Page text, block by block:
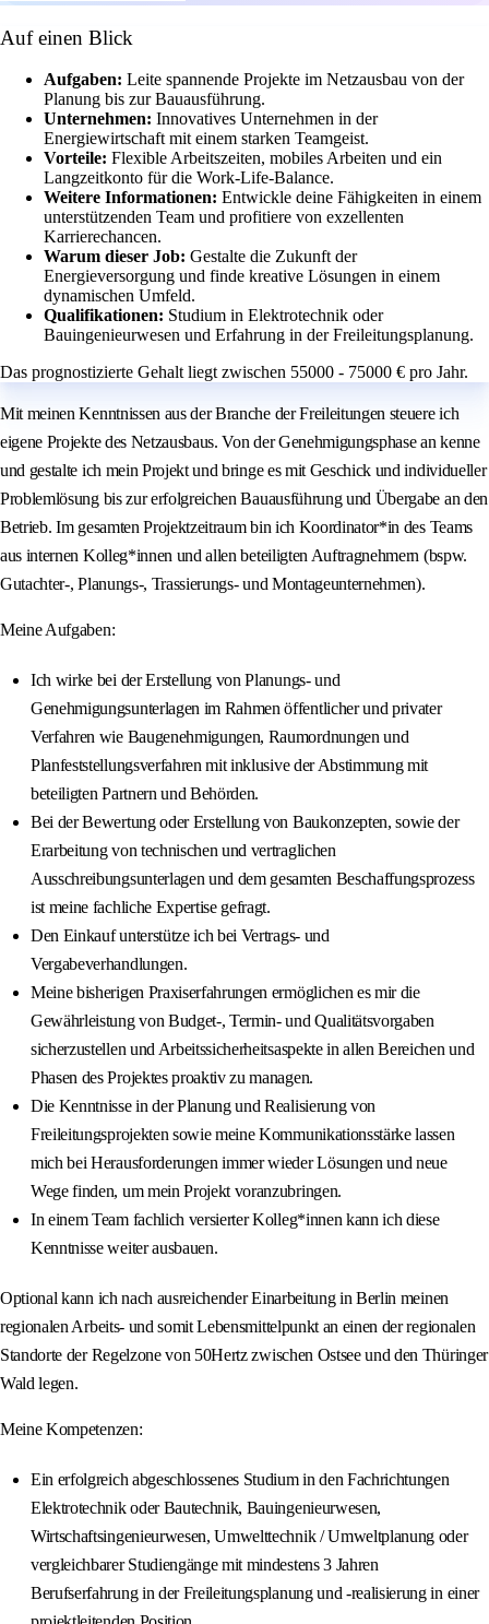
Auf einen Blick
Aufgaben: Leite spannende Projekte im Netzausbau von der
Planung bis zur Bauausführung.
Unternehmen: Innovatives Unternehmen in der
Energiewirtschaft mit einem starken Teamgeist.
Vorteile: Flexible Arbeitszeiten, mobiles Arbeiten und ein
Langzeitkonto für die Work-Life-Balance.
Weitere Informationen: Entwickle deine Fähigkeiten in einem
unterstützenden Team und profitiere von exzellenten
Karrierechancen.
Warum dieser Job: Gestalte die Zukunft der
Energieversorgung und finde kreative Lösungen in einem
dynamischen Umfeld.
Qualifikationen: Studium in Elektrotechnik oder
Bauingenieurwesen und Erfahrung in der Freileitungsplanung.
Das prognostizierte Gehalt liegt zwischen 55000 - 75000 € pro Jahr.
Mit meinen Kenntnissen aus der Branche der Freileitungen steuere ich
eigene Projekte des Netzausbaus. Von der Genehmigungsphase an kenne
und gestalte ich mein Projekt und bringe es mit Geschick und individueller
Problemlösung bis zur erfolgreichen Bauausführung und Übergabe an den
Betrieb. Im gesamten Projektzeitraum bin ich Koordinator*in des Teams
aus internen Kolleg*innen und allen beteiligten Auftragnehmern (bspw.
Gutachter-, Planungs-, Trassierungs- und Montageunternehmen).
Meine Aufgaben:
Ich wirke bei der Erstellung von Planungs- und
Genehmigungsunterlagen im Rahmen öffentlicher und privater
Verfahren wie Baugenehmigungen, Raumordnungen und
Planfeststellungsverfahren mit inklusive der Abstimmung mit
beteiligten Partnern und Behörden.
Bei der Bewertung oder Erstellung von Baukonzepten, sowie der
Erarbeitung von technischen und vertraglichen
Ausschreibungsunterlagen und dem gesamten Beschaffungsprozess
ist meine fachliche Expertise gefragt.
Den Einkauf unterstütze ich bei Vertrags- und
Vergabeverhandlungen.
Meine bisherigen Praxiserfahrungen ermöglichen es mir die
Gewährleistung von Budget-, Termin- und Qualitätsvorgaben
sicherzustellen und Arbeitssicherheitsaspekte in allen Bereichen und
Phasen des Projektes proaktiv zu managen.
Die Kenntnisse in der Planung und Realisierung von
Freileitungsprojekten sowie meine Kommunikationsstärke lassen
mich bei Herausforderungen immer wieder Lösungen und neue
Wege finden, um mein Projekt voranzubringen.
In einem Team fachlich versierter Kolleg*innen kann ich diese
Kenntnisse weiter ausbauen.
Optional kann ich nach ausreichender Einarbeitung in Berlin meinen
regionalen Arbeits- und somit Lebensmittelpunkt an einen der regionalen
Standorte der Regelzone von 50Hertz zwischen Ostsee und den Thüringer
Wald legen.
Meine Kompetenzen:
Ein erfolgreich abgeschlossenes Studium in den Fachrichtungen
Elektrotechnik oder Bautechnik, Bauingenieurwesen,
Wirtschaftsingenieurwesen, Umwelttechnik / Umweltplanung oder
vergleichbarer Studiengänge mit mindestens 3 Jahren
Berufserfahrung in der Freileitungsplanung und -realisierung in einer